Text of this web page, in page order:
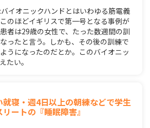
イオニックハンドとはいわゆる筋電義
のほどイギリスで第一号となる事例が
者は29歳の女性で、たった数週間の訓
ったと言う。しかも、その後の訓練で
うになったのだとか。このバイオニッ
たい。
就寝・週4日以上の朝練などで学生
リートの『睡眠障害』